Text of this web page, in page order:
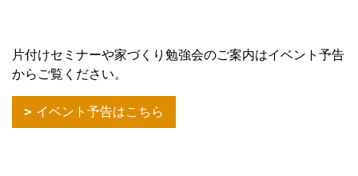
片付けセミナーや家づくり勉強会のご案内はイベント予告
からご覧ください。
イベント予告はこちら